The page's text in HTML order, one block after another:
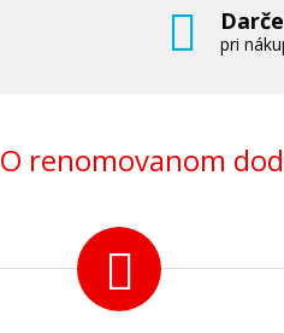
pri
O renomovanom